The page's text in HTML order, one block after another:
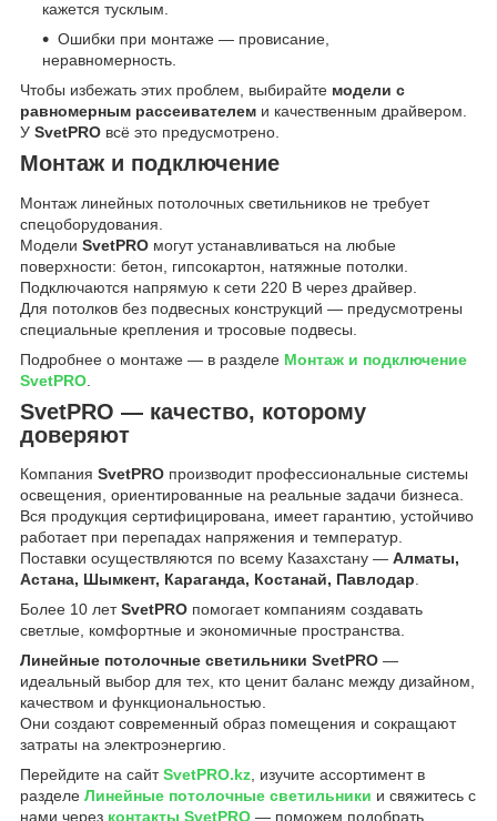
кажется тусклым.
Ошибки при монтаже — провисание,
неравномерность.
Чтобы избежать этих проблем, выбирайте модели с
равномерным рассеивателем и качественным драйвером.
У SvetPRO всё это предусмотрено.
Монтаж и подключение
Монтаж линейных потолочных светильников не требует
спецоборудования.
Модели SvetPRO могут устанавливаться на любые
поверхности: бетон, гипсокартон, натяжные потолки.
Подключаются напрямую к сети 220 В через драйвер.
Для потолков без подвесных конструкций — предусмотрены
специальные крепления и тросовые подвесы.
Подробнее о монтаже — в разделе Монтаж и подключение
SvetPRO
SvetPRO — качество, которому
доверяют
Компания SvetPRO производит профессиональные системы
освещения, ориентированные на реальные задачи бизнеса.
Вся продукция сертифицирована, имеет гарантию, устойчиво
работает при перепадах напряжения и температур.
Поставки осуществляются по всему Казахстану — Алматы,
Астана, Шымкент, Караганда, Костанай, Павлодар
Более 10 летSvetPRO помогает компаниям создавать
светлые, комфортные и экономичные пространства.
Линейные потолочные светильники SvetPRO —
идеальный выбор для тех, кто ценит баланс между дизайном,
качеством и функциональностью.
Они создают современный образ помещения и сокращают
затраты на электроэнергию.
Перейдите на сайтSvetPRO.kz , изучите ассортимент в
разделе Линейные потолочные светильники и свяжитесь с
нами через контакты SvetPRO — поможем подобрать